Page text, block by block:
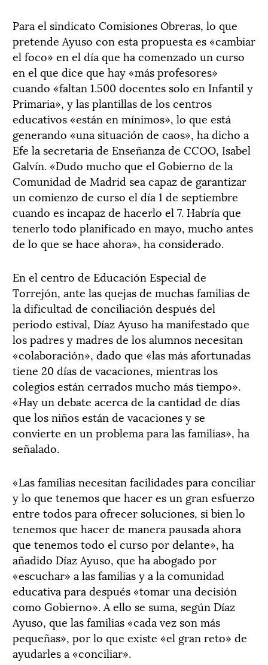
Para el sindicato Comisiones Obreras, lo que
pretende Ayuso con esta propuesta es «cambiar
el foco» en el día que ha comenzado un curso
en el que dice que hay «más profesores»
cuando «faltan 1.500 docentes solo en Infantil y
Primaria», y las plantillas de los centros
educativos «están en mínimos», lo que está
generando «una situación de caos», ha dicho a
Efe la secretaria de Enseñanza de CCOO, Isabel
Galvín. «Dudo mucho que el Gobierno de la
Comunidad de Madrid sea capaz de garantizar
un comienzo de curso el día 1 de septiembre
cuando es incapaz de hacerlo el 7. Habría que
tenerlo todo planificado en mayo, mucho antes
de lo que se hace ahora», ha considerado.
En el centro de Educación Especial de
Torrejón, ante las quejas de muchas familias de
la dificultad de conciliación después del
periodo estival, Díaz Ayuso ha manifestado que
los padres y madres de los alumnos necesitan
«colaboración», dado que «las más afortunadas
tiene 20 días de vacaciones, mientras los
colegios están cerrados mucho más tiempo».
«Hay un debate acerca de la cantidad de días
que los niños están de vacaciones y se
convierte en un problema para las familias», ha
señalado.
«Las familias necesitan facilidades para conciliar
y lo que tenemos que hacer es un gran esfuerzo
entre todos para ofrecer soluciones, si bien lo
tenemos que hacer de manera pausada ahora
que tenemos todo el curso por delante», ha
añadido Díaz Ayuso, que ha abogado por
«escuchar» a las familias y a la comunidad
educativa para después «tomar una decisión
como Gobierno». A ello se suma, según Díaz
Ayuso, que las familias «cada vez son más
pequeñas», por lo que existe «el gran reto» de
ayudarles a «conciliar».